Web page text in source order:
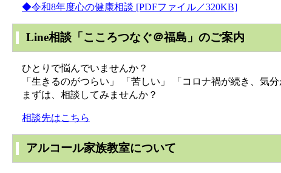
◆令和8年度心の健康相談 [PDFファイル／320KB]
Line相談「こころつなぐ＠福島」のご案内
ひとりで悩んでいませんか？
「生きるのがつらい」 「苦しい」 「コロナ禍が続き、気
まずは、相談してみませんか？
相談先はこちら
アルコール家族教室について